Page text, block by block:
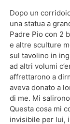
Dopo un
una statua a
Padre Pio con 2
e altre sculture
sul tavolino in
ad altri volumi
affrettarono a
aveva donato a
di me. Mi
Questa cosa mi
invisibile per lui,